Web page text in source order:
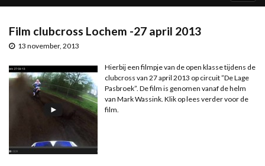
Film clubcross Lochem -27 april 2013
13 november, 2013
Hierbij een filmpje van de open klasse tijdens de
clubcross van 27 april 2013 op circuit ”De Lage
Pasbroek”. De film is genomen vanaf de helm
van Mark Wassink. Klik op lees verder voor de
film.